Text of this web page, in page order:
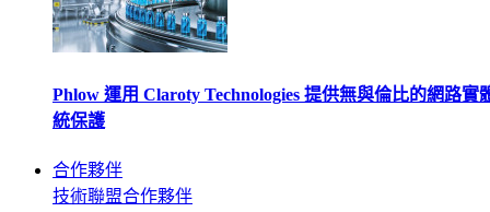
Phlow 運用 Claroty Technologies 提供無與倫比的網路實
統保護
合作夥伴
技術聯盟合作夥伴